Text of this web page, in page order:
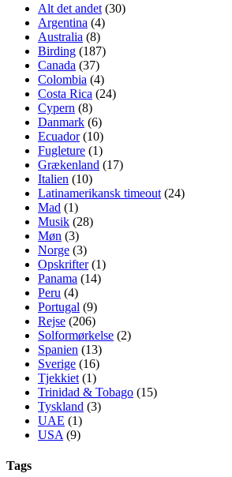
Alt det andet (30)
Argentina (4)
Australia (8)
Birding (187)
Canada (37)
Colombia (4)
Costa Rica (24)
Cypern (8)
Danmark (6)
Ecuador(10)
Fugleture (1)
Grækenland (17)
Italien (10)
Latinamerikansk timeout (24)
Mad (1)
Musik (28)
Møn (3)
Norge (3)
Opskrifter(1)
Panama (14)
Peru (4)
Portugal (9)
Rejse (206)
Solformørkelse (2)
Spanien (13)
Sverige (16)
Tjekkiet (1)
Trinidad & Tobago (15)
Tyskland (3)
UAE (1)
USA (9)
Tags